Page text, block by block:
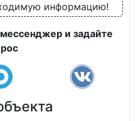
информацию!
и задайте